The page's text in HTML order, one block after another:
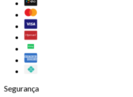
Segurança